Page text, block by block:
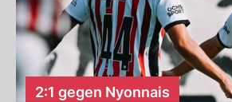
2:1 gegen Nyonnais